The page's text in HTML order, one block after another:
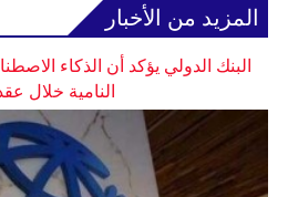
المزيد من الأخبار
البنك الدولي يؤكد أن الذكاء
النامية خلال